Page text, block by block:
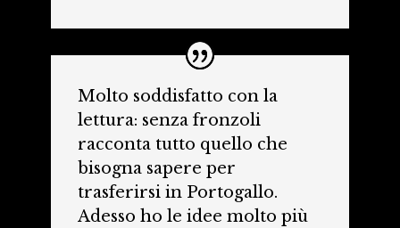
Molto soddisfatto con la
lettura: senza fronzoli
racconta tutto quello che
bisogna sapere per
trasferirsi in Portogallo.
Adesso ho le idee molto più